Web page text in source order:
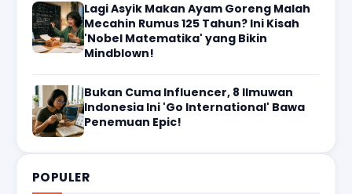
Lagi Asyik Makan Ayam Goreng Malah
Mecahin Rumus 125 Tahun? Ini Kisah
'Nobel Matematika' yang Bikin
Mindblown!
Bukan Cuma Influencer, 8 Ilmuwan
Indonesia Ini 'Go International' Bawa
Penemuan Epic!
POPULER